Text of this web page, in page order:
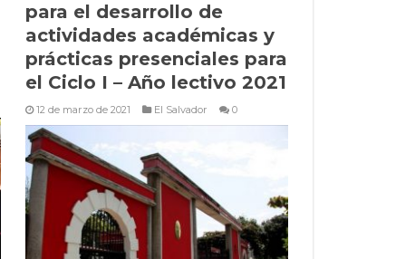
para el desarrollo de
actividades académicas y
prácticas presenciales para
el Ciclo I – Año lectivo 2021
12 de marzo de 2021 El Salvador 0